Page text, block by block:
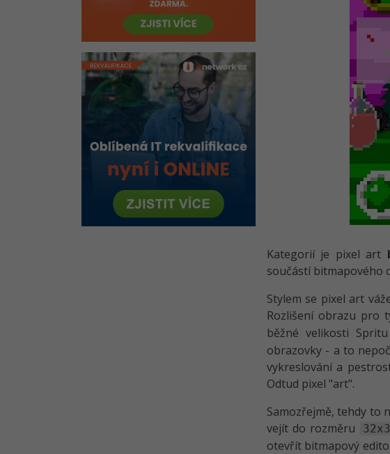
Kategorií je pixel art
součástí bitmapového
Stylem se pixel art
Rozlišení obrazu pro
běžné velikosti
obrazovky - a to
vykreslování a
Odtud pixel "art".
Samozřejmě, tehdy to
vejít do rozměru
otevřít bitmapový